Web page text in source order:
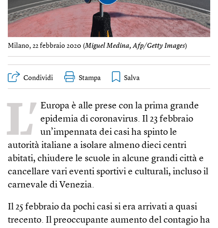
Milano, 22 febbraio 2020 (Miguel Medina, Afp/Getty Images)
Condividi Stampa
L’ Europa è alle prese con la prima grande
epidemia di coronavirus. Il 23 febbraio
un’impennata dei casi ha spinto le
autorità italiane a isolare almeno dieci centri
abitati, chiudere le scuole in alcune grandi città e
cancellare vari eventi sportivi e culturali, incluso il
carnevale di Venezia.
Il 25 febbraio da pochi casi si era arrivati a quasi
trecento. Il preoccupante aumento del contagio ha